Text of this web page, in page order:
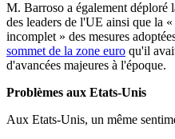
M. Barroso a également
des leaders de l'UE ainsi que la
incomplet » des mesures
sommet de la zone euro qu'il
d'avancées majeures à l'époque.
Problèmes aux Etats-Unis
Aux Etats-Unis, un même